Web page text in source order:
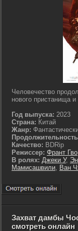
Человечество
нового пристанища
Год выпуска: 2023
Страна: Китай
Жанр:
Качество: BDRip
Режиссер: Франт Гво
В ролях: Джеки У,
Мамисашвили, Ван
Захват дамбы
смотреть онлайн